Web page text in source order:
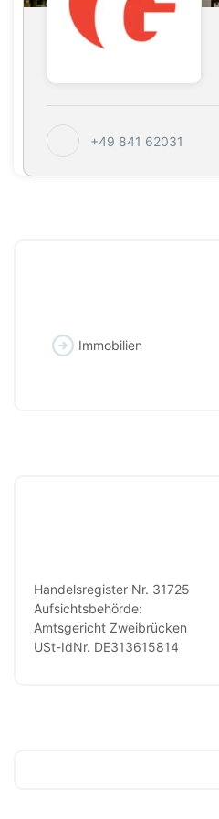
+49 841 62031
Immobilien
Handelsregister Nr. 31725
Aufsichtsbehörde:
Amtsgericht Zweibrücken
USt-IdNr. DE313615814